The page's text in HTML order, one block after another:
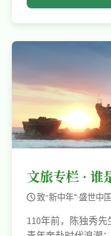
文旅专栏 · 谁
致“新中年”·盛世中
110年前，陈独秀